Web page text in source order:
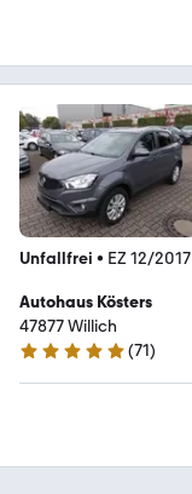
Unfallfrei • EZ 12/2017
Autohaus Kösters
47877 Willich
4.8 Sterne
(71)